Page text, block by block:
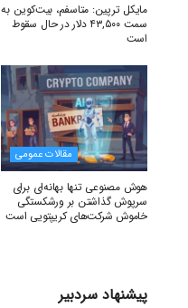
مایکل ترپین: متاسفم، بیت‌کوین به
سمت ۴۳,۵۰۰ دلار در حال سقوط
است
مقالات عمومی
هوش مصنوعی تنها بهانه‌ای برای
سرپوش گذاشتن بر ورشکستگی
خاموش شرکت‌های کریپتویی است
پیشنهاد سردبیر